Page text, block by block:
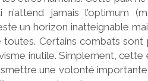
jamais l’optimum
un horizon inatteignable
Certains combats sont
inutile. Simplement, cette
une volonté